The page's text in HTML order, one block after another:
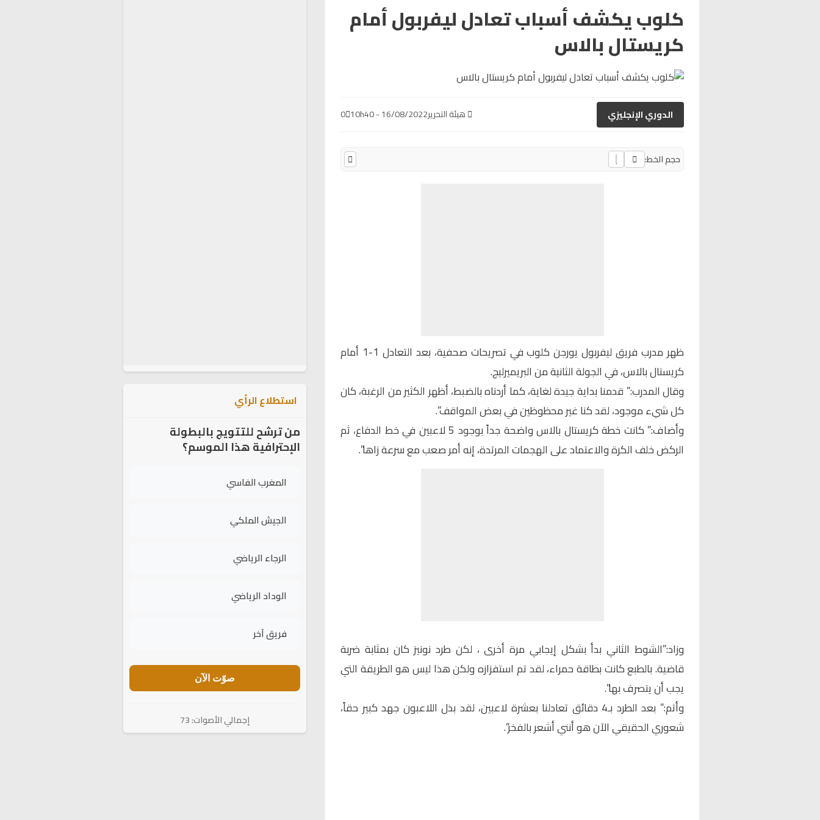
كلوب يكشف أسباب تعادل ليفربول أمام
كريستال بالاس
الدوري الإنجليزي هيئة التحرير16/08/2022 - 10h40
0
حجم الخط:
ظهر مدرب فريق ليفربول يورجن كلوب في تصريحات صحفية، بعد التعادل 1-1 أمام
كريستال بالاس، في الجولة الثانية من البريميرليج.
وقال المدرب:” قدمنا بداية جيدة لغاية، كما أردناه بالضبط، أظهر الكثير من الرغبة، كان
كل شيء موجود، لقد كنا غير محظوظين في بعض المواقف”.
وأضاف:” كانت خطة كريستال بالاس واضحة جداً بوجود 5 لاعبين في خط الدفاع، ثم
الركض خلف الكرة والاعتماد على الهجمات المرتدة، إنه أمر صعب مع سرعة زاها”.
وزاد:”الشوط الثاني بدأ بشكل إيجابي مرة أخرى ، لكن طرد نونيز كان بمثابة ضربة
قاضية. بالطبع كانت بطاقة حمراء، لقد تم استفزازه ولكن هذا ليس هو الطريقة التي
يجب أن يتصرف بها”.
وأتم:” بعد الطرد بـ4 دقائق تعادلنا بعشرة لاعبين، لقد بذل اللاعبون جهد كبير حقاً،
شعوري الحقيقي الآن هو أنني أشعر بالفخر”.
استطلاع الرأي
من ترشح للتتويج بالبطولة
الإحترافية هذا الموسم؟
المغرب الفاسي
الجيش الملكي
الرجاء الرياضي
الوداد الرياضي
فريق آخر
صوّت الآن
إجمالي الأصوات: 73